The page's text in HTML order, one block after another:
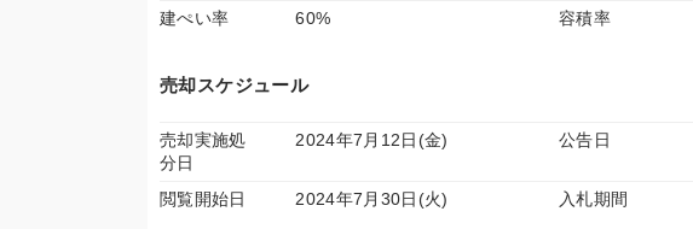
建ぺい率
60% 容積率
売却スケジュール
売却実施処
分日
2024年7月12日(金) 公告日
閲覧開始日 2024年7月30日(火) 入札期間